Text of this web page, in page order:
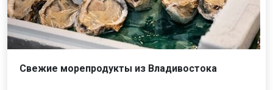
Свежие морепродукты из Владивостока